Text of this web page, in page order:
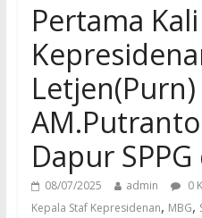
Pertama
Letjen(Purn)
Dapur
08/07/2025 admin 0
Kepala Staf Kepresidenan, MBG,